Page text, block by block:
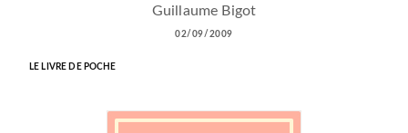
Guillaume Bigot
02/09/2009
LE LIVRE DE POCHE